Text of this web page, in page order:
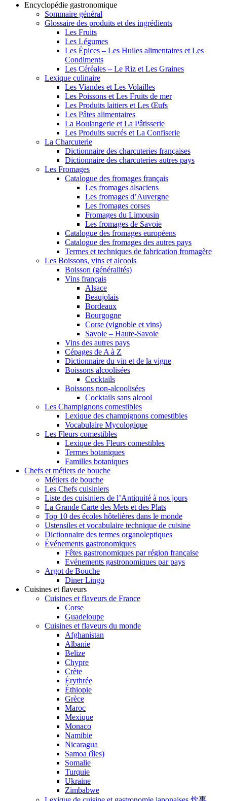
Encyclopédie gastronomique
Sommaire général
Glossaire des produits et des ingrédients
Les Fruits
Les Légumes
Les Épices – Les Huiles alimentaires et Les
Condiments
Les Céréales – Le Riz et Les Graines
Lexique culinaire
Les Viandes et Les Volailles
Les Poissons et Les Fruits de mer
Les Produits laitiers et Les Œufs
Les Pâtes alimentaires
La Boulangerie et La Pâtisserie
Les Produits sucrés et La Confiserie
La Charcuterie
Dictionnaire des charcuteries françaises
Dictionnaire des charcuteries autres pays
Les Fromages
Catalogue des fromages français
Les fromages alsaciens
Les fromages d’Auvergne
Les fromages corses
Fromages du Limousin
Les fromages de Savoie
Catalogue des fromages européens
Catalogue des fromages des autres pays
Termes et techniques de fabrication fromagère
Les Boissons, vins et alcools
Boisson (généralités)
Vins français
Alsace
Beaujolais
Bordeaux
Bourgogne
Corse (vignoble et vins)
Savoie – Haute-Savoie
Vins des autres pays
Cépages de A à Z
Dictionnaire du vin et de la vigne
Boissons alcoolisées
Cocktails
Boissons non-alcoolisées
Cocktails sans alcool
Les Champignons comestibles
Lexique des champignons comestibles
Vocabulaire Mycologique
Les Fleurs comestibles
Lexique des Fleurs comestibles
Termes botaniques
Familles botaniques
Chefs et métiers de bouche
Métiers de bouche
Les Chefs cuisiniers
Liste des cuisiniers de l’Antiquité à nos jours
La Grande Carte des Mets et des Plats
Top 10 des écoles hôtelières dans le monde
Ustensiles et vocabulaire technique de cuisine
Dictionnaire des termes organoleptiques
Événements gastronomiques
Fêtes gastronomiques par région française
Evénements gastronomiques par pays
Argot de Bouche
Diner Lingo
Cuisines et flaveurs
Cuisines et flaveurs de France
Corse
Guadeloupe
Cuisines et flaveurs du monde
Afghanistan
Albanie
Belize
Chypre
Crète
Érythrée
Éthiopie
Grèce
Maroc
Mexique
Monaco
Namibie
Nicaragua
Samoa (îles)
Somalie
Turquie
Ukraine
Zimbabwe